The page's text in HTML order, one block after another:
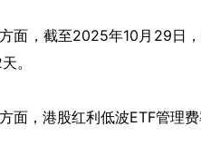
面，截至2025年10月 29日
天。
面，港股红利低波ETF管理